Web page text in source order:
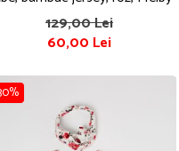
129,00 Lei
60,00 Lei